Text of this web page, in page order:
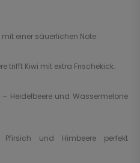
mit einer säuerlichen Note.
trifft Kiwi mit extra Frischekick.
– Heidelbeere und Wassermelone
und Himbeere perfekt